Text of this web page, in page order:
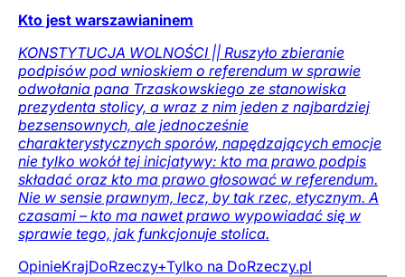
Kto jest warszawianinem
KONSTYTUCJA WOLNOŚCI || Ruszyło zbieranie
podpisów pod wnioskiem o referendum w sprawie
odwołania pana Trzaskowskiego ze stanowiska
prezydenta stolicy, a wraz z nim jeden z najbardziej
bezsensownych, ale jednocześnie
charakterystycznych sporów, napędzających emocje
nie tylko wokół tej inicjatywy: kto ma prawo podpis
składać oraz kto ma prawo głosować w referendum.
Nie w sensie prawnym, lecz, by tak rzec, etycznym. A
czasami – kto ma nawet prawo wypowiadać się w
sprawie tego, jak funkcjonuje stolica.
OpinieKrajDoRzeczy+Tylko na DoRzeczy.pl